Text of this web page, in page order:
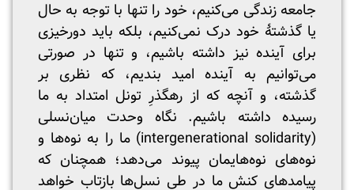
جامعه زندگی می‌کنیم، خود را تنها با توجه به حال
یا گذشتۀ خود درک نمی‌کنیم، بلکه باید دورخیزی
برای آینده نیز داشته باشیم، و تنها در صورتی
می‌توانیم به آینده امید بندیم، که نظری بر
گذشته، و آنچه که از رهگذرِ تونل امتداد به ما
رسیده داشته باشیم. نگاه وحدت میان‌نسلی
(intergenerational solidarity) ما را به نوه‌ها و
نوه‌های نوه‌هایمان پیوند می‌دهد؛ همچنان که
پیامدهای کنش ما در طی نسل‌ها بازتاب خواهد